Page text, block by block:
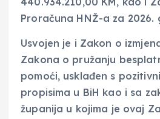
Proračuna HNŽ-a za 2026.
Usvojen je i Zakon o
Zakona o pružanju
pomoći, usklađen s
propisima u BiH kao i sa
županija u kojima je ovaj